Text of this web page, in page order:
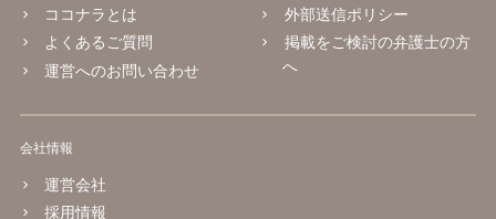
ココナラとは
よくあるご質問
運営へのお問い合わせ
外部送信ポリシー
掲載をご検討の弁護士の方
へ
会社情報
運営会社
採用情報